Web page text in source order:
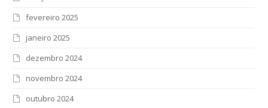
fevereiro 2025
janeiro 2025
dezembro 2024
novembro 2024
outubro 2024